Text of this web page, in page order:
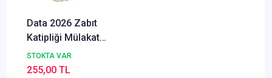
Data 2026 Zabıt
Katipliği Mülakat
Sınavına Hazırlık Soru-
Cevap Data Yayınları
STOKTA VAR
255,00 TL